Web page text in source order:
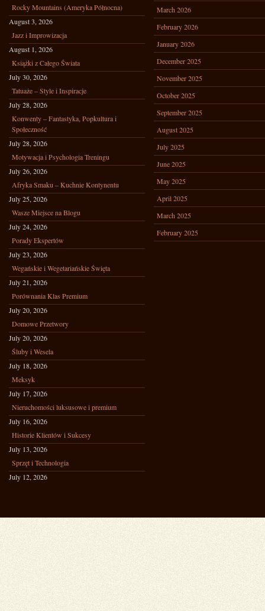
Rocky Mountains (Ameryka Północna)
August 3, 2026
Jazz i Improwizacja
August 1, 2026
Książki z Całego Świata
July 30, 2026
Tatuaże – Style i Inspiracje
July 28, 2026
Konwenty – Fantastyka, Popkultura i
Społeczność
July 28, 2026
Motywacja i Psychologia Treningu
July 26, 2026
Afryka Smaku – Kuchnie Kontynentu
July 25, 2026
Wasze Miejsce na Blogu
July 24, 2026
Porady Ekspertów
July 23, 2026
Wegańskie i Wegetariańskie Święta
July 21, 2026
Porównania Klas Premium
July 20, 2026
Domowe Przetwory
July 20, 2026
Śluby i Wesela
July 18, 2026
Meksyk
July 17, 2026
Nieruchomości luksusowe i premium
July 16, 2026
Historie Klientów i Sukcesy
July 13, 2026
Sprzęt i Technologia
July 12, 2026
March 2026
February 2026
January 2026
December 2025
November 2025
October 2025
September 2025
August 2025
July 2025
June 2025
May 2025
April 2025
March 2025
February 2025